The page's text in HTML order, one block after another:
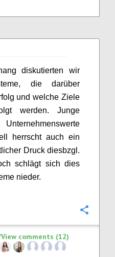
diskutierten wir
die darüber
und welche Ziele
werden. Junge
herrscht auch ein
Druck diesbzgl.
schlägt sich dies
nieder.
comments (12)